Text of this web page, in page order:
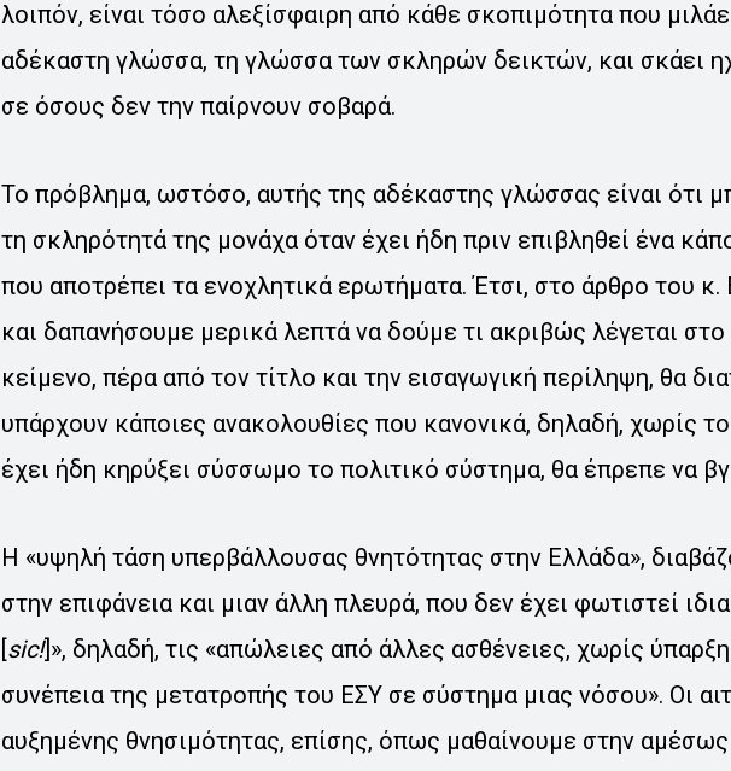
λοιπόν, είναι τόσο αλεξίσφαιρη από κάθε σκοπιμότητα που
αδέκαστη γλώσσα, τη γλώσσα των σκληρών δεικτών, και σκάει
σε όσους δεν την παίρνουν σοβαρά.
Το πρόβλημα, ωστόσο, αυτής της αδέκαστης γλώσσας είναι ότι
τη σκληρότητά της μονάχα όταν έχει ήδη πριν επιβληθεί ένα
που αποτρέπει τα ενοχλητικά ερωτήματα. Έτσι, στο άρθρο του
και δαπανήσουμε μερικά λεπτά να δούμε τι ακριβώς λέγεται
κείμενο, πέρα από τον τίτλο και την εισαγωγική περίληψη, θα
υπάρχουν κάποιες ανακολουθίες που κανονικά, δηλαδή, χωρίς
έχει ήδη κηρύξει σύσσωμο το πολιτικό σύστημα, θα έπρεπε να
Η «υψηλή τάση υπερβάλλουσας θνητότητας στην Ελλάδα»,
στην επιφάνεια και μιαν άλλη πλευρά, που δεν έχει φωτιστεί
[sic!]», δηλαδή, τις «απώλειες από άλλες ασθένειες, χωρίς
συνέπεια της μετατροπής του ΕΣΥ σε σύστημα μιας νόσου». Οι
αυξημένης θνησιμότητας, επίσης, όπως μαθαίνουμε στην